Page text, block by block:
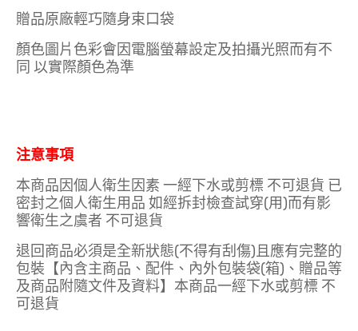
贈品原廠輕巧隨身束口袋
顏色圖片色彩會因電腦螢幕設定及拍攝光照而有不
同 以實際顏色為準
注意事項
本商品因個人衛生因素 一經下水或剪標 不可退貨 已
密封之個人衛生用品 如經拆封檢查試穿(用)而有影
響衛生之虞者 不可退貨
退回商品必須是全新狀態(不得有刮傷)且應有完整的
包裝【內含主商品、配件、內外包裝袋(箱)、贈品等
及商品附隨文件及資料】本商品一經下水或剪標 不
可退貨